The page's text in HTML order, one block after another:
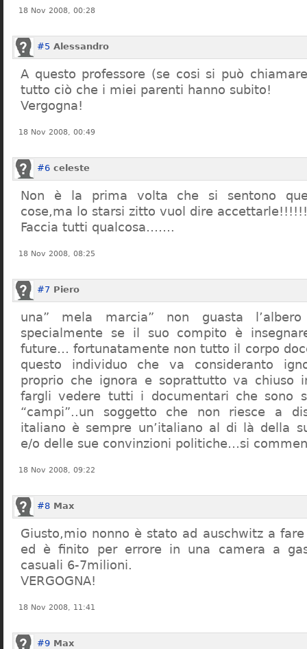
18 Nov 2008, 00:28
#5 Alessandro
A questo professore (se cosi si può
tutto ciò che i miei parenti hanno subito!
Vergogna!
18 Nov 2008, 00:49
#6 celeste
Non è la prima volta che si sentono
cose,ma lo starsi zitto vuol dire accettarle!!!!!!
Faccia tutti qualcosa…….
18 Nov 2008, 08:25
#7 Piero
una” mela marcia” non guasta
specialmente se il suo compito è
future… fortunatamente non tutto il corpo
questo individuo che va consideranto
proprio che ignora e soprattutto va chiuso
fargli vedere tutti i documentari che sono
“campi”..un soggetto che non riesce a
italiano è sempre un’italiano al di là della
e/o delle sue convinzioni politiche…si
18 Nov 2008, 09:22
#8 Max
Giusto,mio nonno è stato ad auschwitz a
ed è finito per errore in una camera a
casuali 6-7milioni.
VERGOGNA!
18 Nov 2008, 11:41
#9 Max